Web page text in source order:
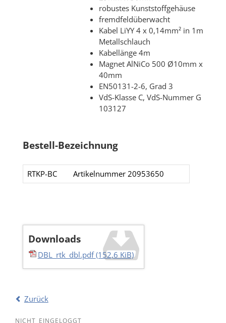
robustes Kunststoffgehäuse
fremdfeldüberwacht
Kabel LiYY 4 x 0,14mm² in 1m
Metallschlauch
Kabellänge 4m
Magnet AlNiCo 500 Ø10mm x
40mm
EN50131-2-6, Grad 3
VdS-Klasse C, VdS-Nummer G
103127
Bestell-Bezeichnung
RTKP-BC Artikelnummer 20953650​​
Downloads
DBL_rtk_dbl.pdf(152,6 KiB)
Zurück
NICHT EINGELOGGT